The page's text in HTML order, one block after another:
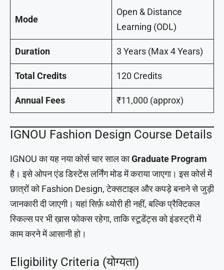
Mode
Open & Distance
Learning (ODL)
Duration 3 Years (Max 4 Years)
Total Credits 120 Credits
Annual Fees ₹11,000 (approx)
IGNOU Fashion Design Course Details
IGNOU का यह नया कोर्स चार साल काGraduate Program
है। इसे ओपन एंड डिस्टेंस लर्निंग मोड में कराया जाएगा। इस कोर्स में
छात्रों को Fashion Design, टेक्सटाइल और कपड़े बनाने से जुड़ी
जानकारी दी जाएगी। यहां सिर्फ़ थ्योरी ही नहीं, बल्कि प्रैक्टिकल
स्किल्स पर भी ख़ास फोकस रहेगा, ताकि स्टूडेंट्स को इंडस्ट्री में
काम करने में आसानी हो।
Eligibility Criteria (योग्यता)